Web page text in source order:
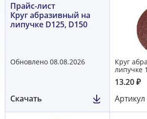
Прайс-лист
Круг абразивный на
липучке D125, D150
Обновлено 08.08.2026
Скачать
Круг
липучке
13.20₽
Артикул